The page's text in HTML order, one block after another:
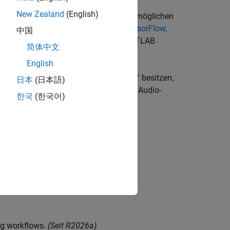
Ihres Designs auf verschiedenen möglichen
Deep Learning Toolbox, TensorFlow,
für PyTorch- und LiteRT-Modelle
(MATLAB
Latenz. Wenn Sie Audio Toolbox™ besitzen,
zu nutzen und in einer digitalen Audio-
workflows. (Seit R2026a)
New Zealand (English)
中国
简体中文
English
日本 (日本語)
한국 (한국어)